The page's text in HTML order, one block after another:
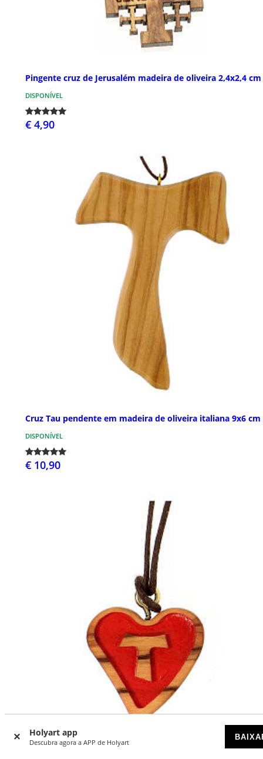
Holyart app
Descubra agora a APP de Holyart
Pingente cruz de Jerusalém madeira de oliveira 2,4x2,4 cm
DISPONÍVEL
€ 4,90
Cruz Tau pendente em madeira de oliveira italiana 9x6 cm
DISPONÍVEL
€ 10,90
-18%